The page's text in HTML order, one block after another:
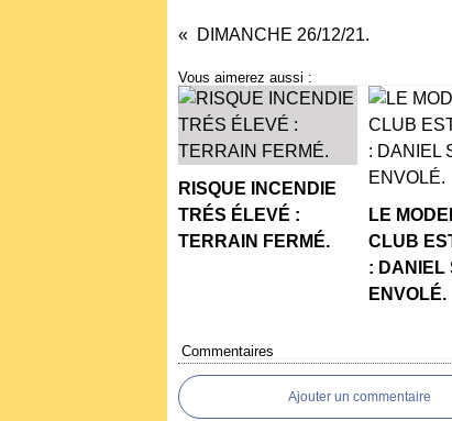
DIMANCHE 26/12/21.
Vous aimerez aussi :
RISQUE INCENDIE
TRÉS ÉLEVÉ :
TERRAIN FERMÉ.
LE
CLUB
: DANIEL
ENVOLÉ.
Commentaires
Ajouter un commentaire